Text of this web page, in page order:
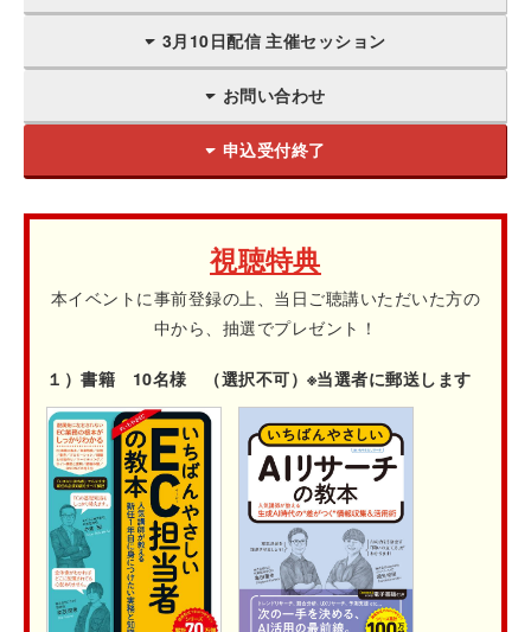
3月10日配信 主催セッション
お問い合わせ
申込受付終了
視聴特典
本イベントに事前登録の上、当日ご聴講いただいた方の
中から、抽選でプレゼント！
１）書籍 10名様 （選択不可）※当選者に郵送します